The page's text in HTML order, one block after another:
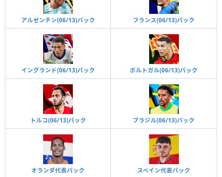
アルゼンチン(06/13)パック フランス(06/13)パック
イングランド(06/13)パック ポルトガル(06/13)パック
トルコ(06/13)パック ブラジル(06/13)パック
オランダ代表パック スペイン代表パック